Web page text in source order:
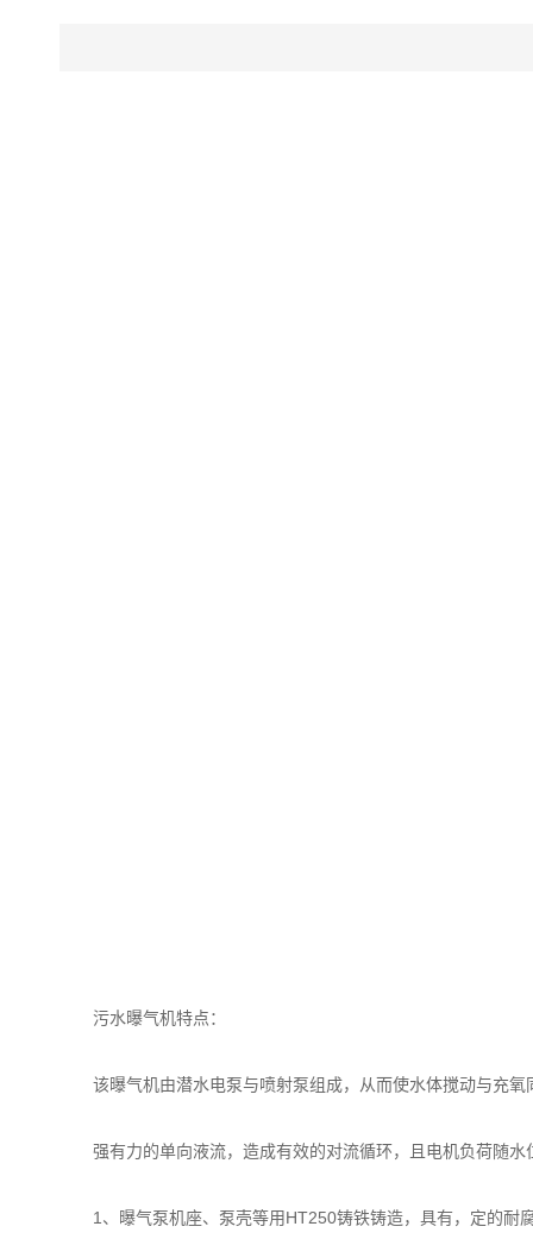
污水曝气机特点：
该曝气机由潜水电泵与喷射泵组成，从而使水体搅动与充氧
强有力的单向液流，造成有效的对流循环，且电机负荷随水
1、曝气泵机座、泵壳等用HT250铸铁铸造，具有，定的耐